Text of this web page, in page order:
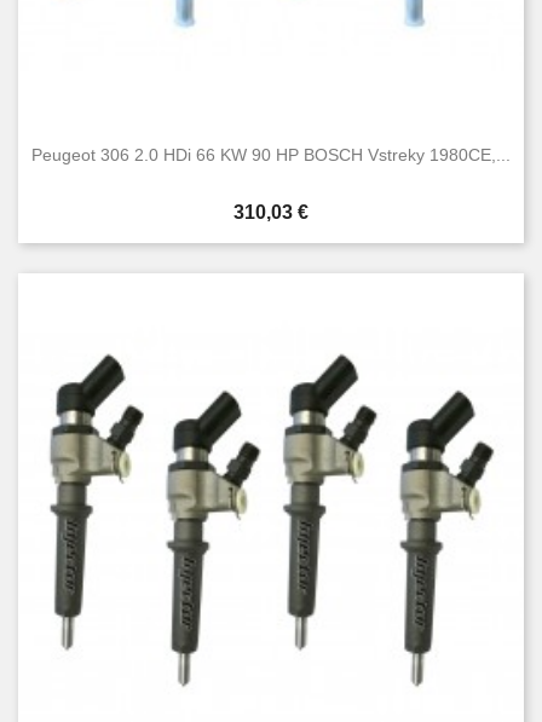
Peugeot 306 2.0 HDi 66 KW 90 HP BOSCH Vstreky 1980CE,...
Cena
310,03 €